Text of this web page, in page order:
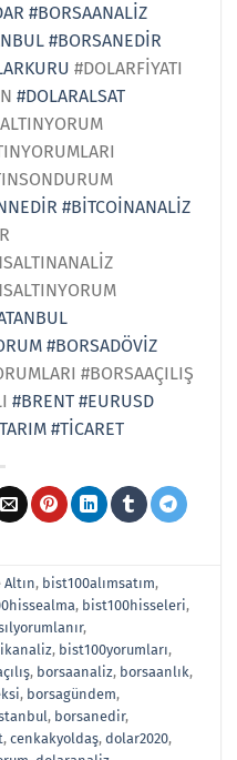
#BORSAANALİZ
#BORSANEDİR
#DOLARFİYATI
#DOLARALSAT
#BİTCOİNANALİZ
#BORSADÖVİZ
#BORSAAÇILIŞ
#BRENT #EURUSD
#TİCARET
Altın, bist100alımsatım,
, bist100hisseleri,
,
, bist100yorumları,
, borsaanaliz, borsaanlık,
, borsagündem,
, borsanedir,
,cenkakyoldaş,dolar2020,